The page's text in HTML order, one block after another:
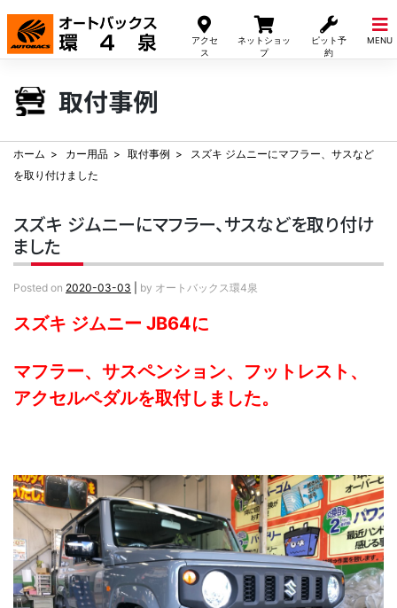
アクセ
ス
ネットショッ
プ
ピット予
約
MENU
Skip
content
取付事例
ホーム カー用品 取付事例
スズキ ジムニーにマフラー、サスなど
を取り付けました
スズキ ジムニーにマフラー、サスなどを取り付け
ました
Posted on 2020-03-03 by オートバックス環4泉
スズキ ジムニー JB64に
マフラー、サスペンション、フットレスト、
アクセルペダルを取付しました。